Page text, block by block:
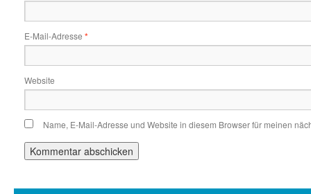
E-Mail-Adresse *
Website
Name, E-Mail-Adresse und Website in diesem Browser für meinen